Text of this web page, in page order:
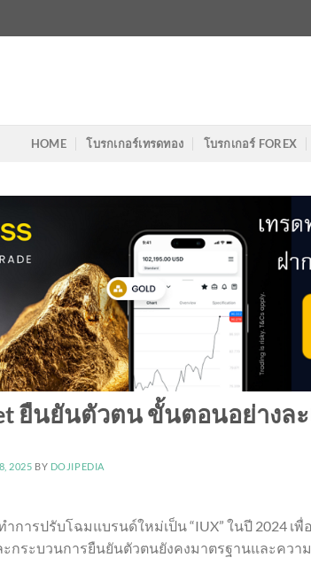
HOME โบรกเกอร์เทรดทอง โบรกเกอร์ FOREX
ยืนยันตัวตน ขั้นตอนอย่างละ
2025 BY DOJIPEDIA
ำการปรับโฉมแบรนด์ใหม่เป็น “IUX” ในปี 2024
กระบวนการยืนยันตัวตนยังคงมาตรฐานและควา